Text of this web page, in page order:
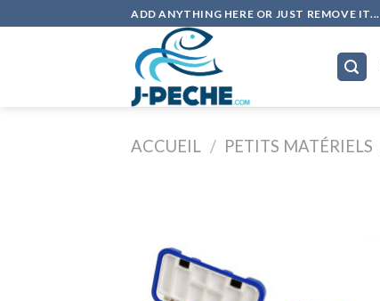
to
ADD ANYTHING HERE OR JUST REMOVE IT...
ACCUEIL / PETITS MATÉRIELS